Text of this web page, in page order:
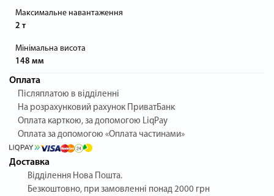
Максимальне навантаження
2 т
Мінімальна висота
148 мм
Оплата
Післяплатою в відділенні
На розрахунковий рахунок ПриватБанк
Оплата карткою, за допомогою LiqPay
Оплата за допомогою «Оплата частинами»
Доставка
Відділення Нова Пошта.
Безкоштовно, при замовленні понад 2000 грн